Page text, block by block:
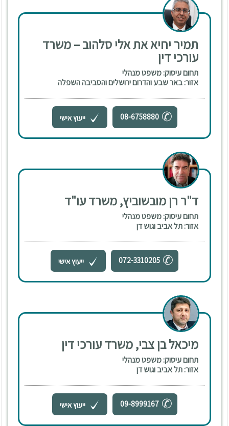
תמיר יחיא את אלי סלהוב – משרד
עורכי דין
תחום עיסוק: משפט מנהלי
אזור: באר שבע והדרום ירושלים והסביבה השפלה
08-6758880 ייעוץ אישי
ד"ר רן מובשוביץ, משרד עו"ד
תחום עיסוק: משפט מנהלי
אזור: תל אביב וגוש דן
072-3310205 ייעוץ אישי
מיכאל בן צבי, משרד עורכי דין
תחום עיסוק: משפט מנהלי
אזור: תל אביב וגוש דן
09-8999167 ייעוץ אישי